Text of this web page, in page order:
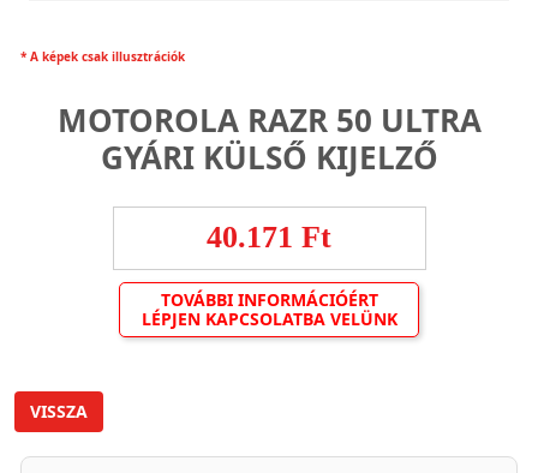
* A képek csak illusztrációk
MOTOROLA RAZR 50 ULTRA
GYÁRI KÜLSŐ KIJELZŐ
40.171 Ft
TOVÁBBI INFORMÁCIÓÉRT
LÉPJEN KAPCSOLATBA VELÜNK
VISSZA